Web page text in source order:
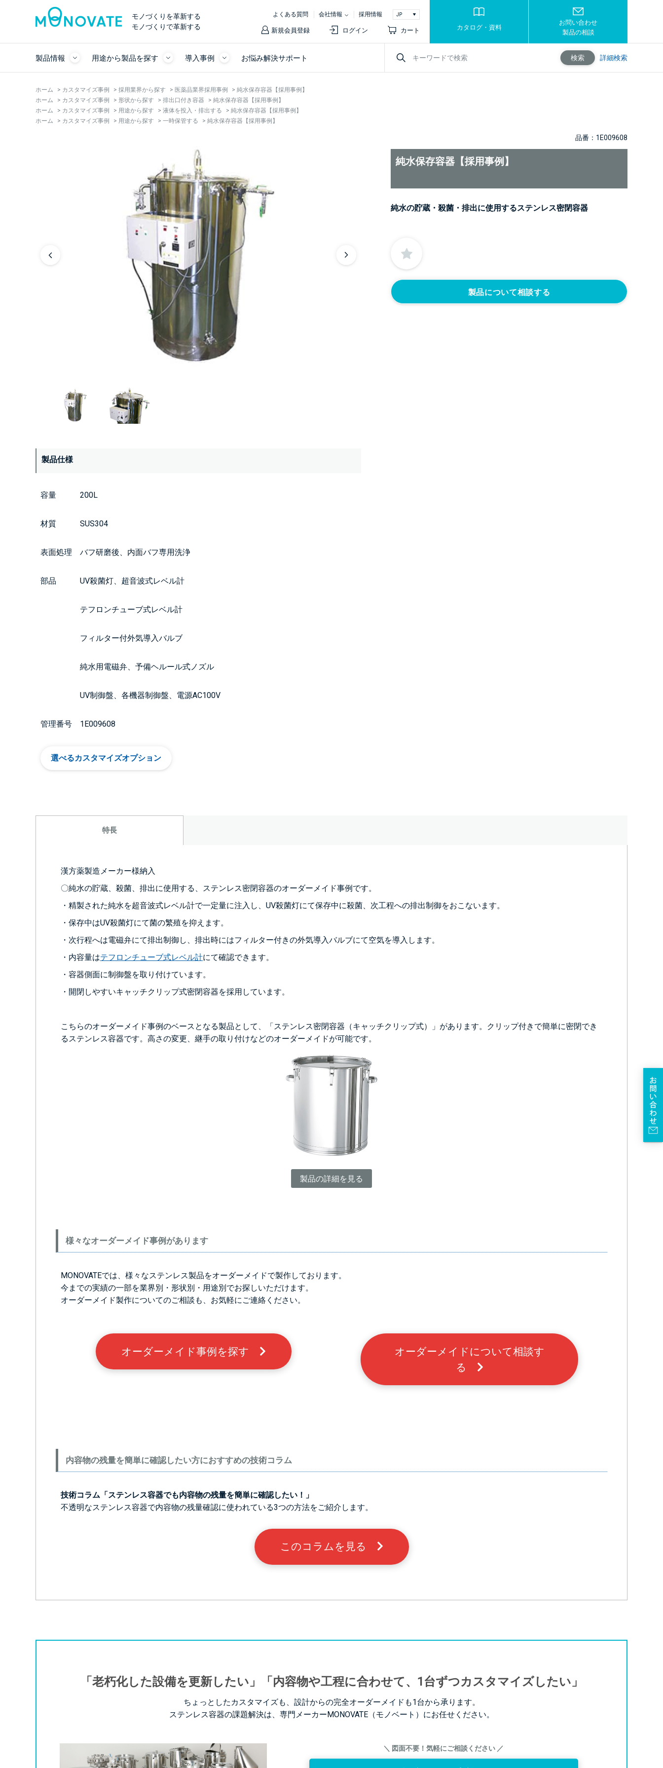
モノづくりを革新する
モノづくりで革新する
よくある質問 会社情報 採用情報
新規会員登録 ログイン カート カタログ・資料
お問い合わせ
製品の相談
製品情報 用途から製品を探す 導入事例 お悩み解決サポート 検索 詳細検索
ホーム > カスタマイズ事例 > 採用業界から探す > 医薬品業界採用事例 > 純水保存容器【採用事例】
ホーム
> カスタマイズ事例 > 形状から探す > 排出口付き容器 > 純水保存容器【採用事例】
ホーム
> カスタマイズ事例 > 用途から探す > 液体を投入・排出する > 純水保存容器【採用事例】
ホーム
> カスタマイズ事例 > 用途から探す > 一時保管する > 純水保存容器【採用事例】
製品仕様
容量 200L
材質 SUS304
表面処理 バフ研磨後、内面バフ専用洗浄
部品 UV殺菌灯、超音波式レベル計
テフロンチューブ式レベル計
フィルター付外気導入バルブ
純水用電磁弁、予備ヘルール式ノズル
UV制御盤、各機器制御盤、電源AC100V
管理番号 1E009608
選べるカスタマイズオプション
品番：1E009608
純水保存容器【採用事例】
純水の貯蔵・殺菌・排出に使用するステンレス密閉容器
製品について相談する
特長
漢方薬製造メーカー様納入
〇純水の貯蔵、殺菌、排出に使用する、ステンレス密閉容器のオーダーメイド事例です。
・精製された純水を超音波式レベル計で一定量に注入し、UV殺菌灯にて保存中に殺菌、次工程への排出制御をおこないます。
・保存中はUV殺菌灯にて菌の繁殖を抑えます。
・次行程へは電磁弁にて排出制御し、排出時にはフィルター付きの外気導入バルブにて空気を導入します。
・内容量はテフロンチューブ式レベル計にて確認できます。
・容器側面に制御盤を取り付けています。
・開閉しやすいキャッチクリップ式密閉容器を採用しています。
こちらのオーダーメイド事例のベースとなる製品として、「ステンレス密閉容器（キャッチクリップ式）」があります。クリップ付きで簡単に密閉でき
るステンレス容器です。高さの変更、継手の取り付けなどのオーダーメイドが可能です。
製品の詳細を見る
様々なオーダーメイド事例があります
MONOVATEでは、様々なステンレス製品をオーダーメイドで製作しております。
今までの実績の一部を業界別・形状別・用途別でお探しいただけます。
オーダーメイド製作についてのご相談も、お気軽にご連絡ください。
オーダーメイド事例を探す
オーダーメイドについて相談す
る
内容物の残量を簡単に確認したい方におすすめの技術コラム
技術コラム「ステンレス容器でも内容物の残量を簡単に確認したい！」
不透明なステンレス容器で内容物の残量確認に使われている3つの方法をご紹介します。
このコラムを見る
「老朽化した設備を更新したい」「内容物や工程に合わせて、1台ずつカスタマイズしたい」
ちょっとしたカスタマイズも、設計からの完全オーダーメイドも1台から承ります。
ステンレス容器の課題解決は、専門メーカーMONOVATE（モノベート）にお任せください。
＼ 図面不要！気軽にご相談ください ／